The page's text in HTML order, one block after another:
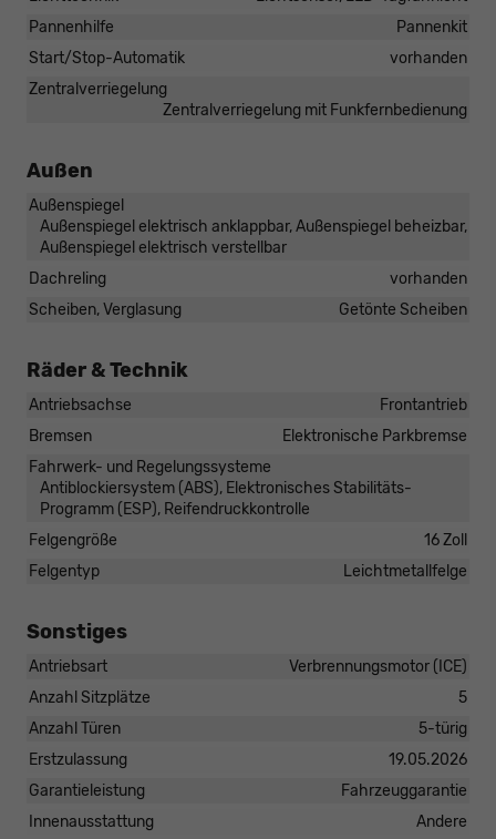
Pannenhilfe
Pannenkit
Start/Stop-Automatik
vorhanden
Zentralverriegelung
Zentralverriegelung mit Funkfernbedienung
Außen
Außenspiegel
Außenspiegel elektrisch anklappbar, Außenspiegel beheizbar,
Außenspiegel elektrisch verstellbar
Dachreling
vorhanden
Scheiben, Verglasung
Getönte Scheiben
Räder & Technik
Antriebsachse
Frontantrieb
Bremsen
Elektronische Parkbremse
Fahrwerk- und Regelungssysteme
Antiblockiersystem (ABS), Elektronisches Stabilitäts-
Programm (ESP), Reifendruckkontrolle
Felgengröße
16 Zoll
Felgentyp
Leichtmetallfelge
Sonstiges
Antriebsart
Verbrennungsmotor (ICE)
Anzahl Sitzplätze
5
Anzahl Türen
5-türig
Erstzulassung
19.05.2026
Garantieleistung
Fahrzeuggarantie
Innenausstattung
Andere